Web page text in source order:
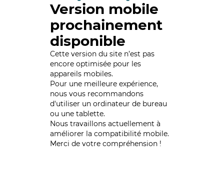
Version mobile
prochainement
disponible
Cette version du site n’est pas
encore optimisée pour les
appareils mobiles.
Pour une meilleure expérience,
nous vous recommandons
d'utiliser un ordinateur de bureau
ou une tablette.
Nous travaillons actuellement à
améliorer la compatibilité mobile.
Merci de votre compréhension !